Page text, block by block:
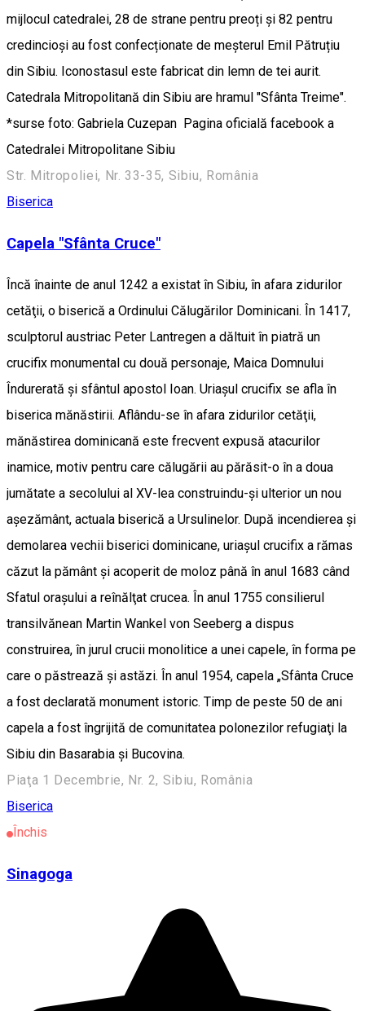
mijlocul catedralei, 28 de strane pentru preoți și 82 pentru
credincioși au fost confecționate de meșterul Emil Pătruțiu
din Sibiu. Iconostasul este fabricat din lemn de tei aurit.
Catedrala Mitropolitană din Sibiu are hramul "Sfânta Treime".
*surse foto: Gabriela Cuzepan Pagina oficială facebook a
Catedralei Mitropolitane Sibiu
Str. Mitropoliei, Nr. 33-35, Sibiu, România
Biserica
Capela "Sfânta Cruce"
Încă înainte de anul 1242 a existat în Sibiu, în afara zidurilor
cetăţii, o biserică a Ordinului Călugărilor Dominicani. În 1417,
sculptorul austriac Peter Lantregen a dăltuit în piatră un
crucifix monumental cu două personaje, Maica Domnului
Îndurerată şi sfântul apostol Ioan. Uriaşul crucifix se afla în
biserica mănăstirii. Aflându-se în afara zidurilor cetăţii,
mănăstirea dominicană este frecvent expusă atacurilor
inamice, motiv pentru care călugării au părăsit-o în a doua
jumătate a secolului al XV-lea construindu-şi ulterior un nou
aşezământ, actuala biserică a Ursulinelor. După incendierea şi
demolarea vechii biserici dominicane, uriaşul crucifix a rămas
căzut la pământ şi acoperit de moloz până în anul 1683 când
Sfatul oraşului a reînălţat crucea. În anul 1755 consilierul
transilvănean Martin Wankel von Seeberg a dispus
construirea, în jurul crucii monolitice a unei capele, în forma pe
care o păstrează şi astăzi. În anul 1954, capela „Sfânta Cruce
a fost declarată monument istoric. Timp de peste 50 de ani
capela a fost îngrijită de comunitatea polonezilor refugiaţi la
Sibiu din Basarabia şi Bucovina.
Piaţa 1 Decembrie, Nr. 2, Sibiu, România
Biserica
Închis
Sinagoga